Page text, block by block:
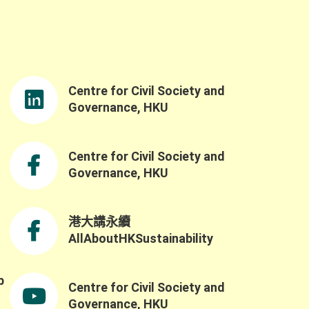
Centre for Civil Society and
Governance, HKU
Centre for Civil Society and
Governance, HKU
港大講永續
AllAboutHKSustainability
Centre for Civil Society and
Governance, HKU